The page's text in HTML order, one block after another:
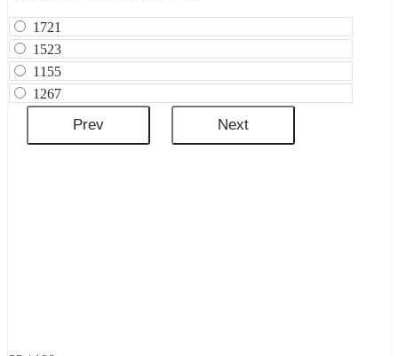
1721
1523
1155
1267